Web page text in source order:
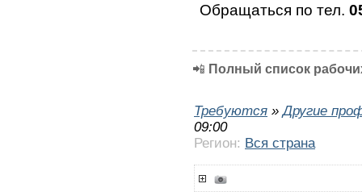
Обращаться по тел.
📲 Полный список
Требуются »Другие
09:00
Регион: Вся страна